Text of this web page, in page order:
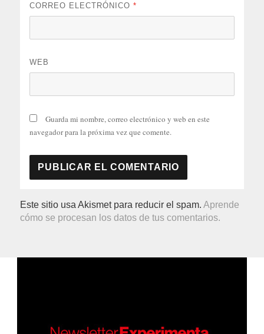
CORREO ELECTRÓNICO*
WEB
Guarda mi nombre, correo electrónico y web en este
navegador para la próxima vez que comente.
Este sitio usa Akismet para reducir el spam.Aprende
cómo se procesan los datos de tus comentarios.